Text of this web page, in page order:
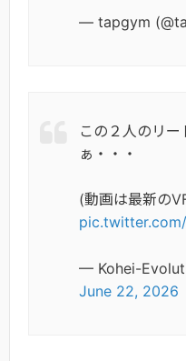
— tapgym
この２人のリ
ぁ・・・
(動画は最新の
— Kohei-
June 22, 2026